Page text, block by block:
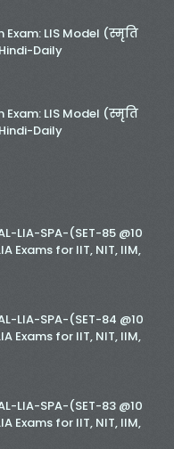
Exam: LIS Model (स्मृति
Daily
Exam: LIS Model (स्मृति
Daily
LIA-SPA-(SET-85 @10
Exams for IIT, NIT, IIM,
LIA-SPA-(SET-84 @10
Exams for IIT, NIT, IIM,
LIA-SPA-(SET-83 @10
Exams for IIT, NIT, IIM,